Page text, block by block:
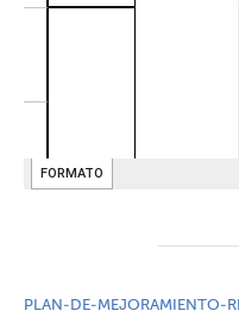
PLAN-DE-MEJORAMIENTO-